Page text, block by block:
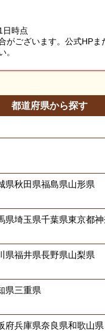
時点
がございます。公式HPま
。
都道府県から探す
県秋田県福島県山形県
県埼玉県千葉県東京都
県福井県長野県山梨県
県三重県
府兵庫県奈良県和歌山県